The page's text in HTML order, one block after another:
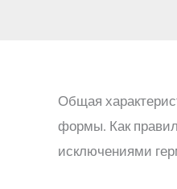
Общая
формы. Как
исключениями